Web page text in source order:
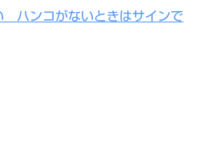
ハンコがないときはサインで